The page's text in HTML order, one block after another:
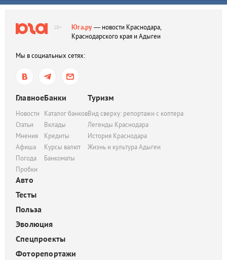
18+ Юга.ру— новости Краснодара,
Краснодарского края и Адыгеи
Мы в социальных сетях:
Главное
Новости
Статьи
Мнения
Афиша
Погода
Пробки
Банки
Каталог банков
Вклады
Кредиты
Курсы валют
Банкоматы
Туризм
Вид сверху: репортажи с коптера
Легенды Краснодара
История Краснодара
Жизнь и культура Адыгеи
Авто
Тесты
Польза
Эволюция
Спецпроекты
Фоторепортажи